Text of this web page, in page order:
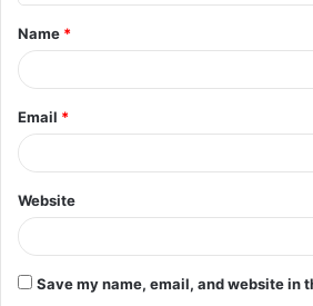
Name *
Email *
Website
Save my name, email, and website in